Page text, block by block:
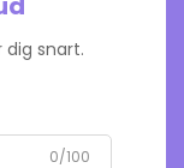
snart.
0/100